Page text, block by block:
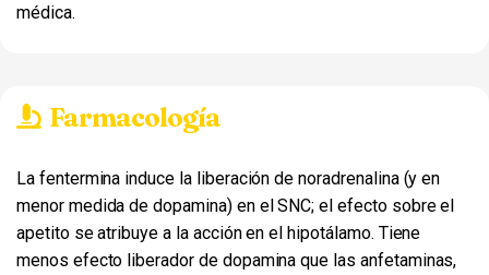
médica.
Farmacología
La fentermina induce la liberación de noradrenalina (y en
menor medida de dopamina) en el SNC; el efecto sobre el
apetito se atribuye a la acción en el hipotálamo. Tiene
menos efecto liberador de dopamina que las anfetaminas,